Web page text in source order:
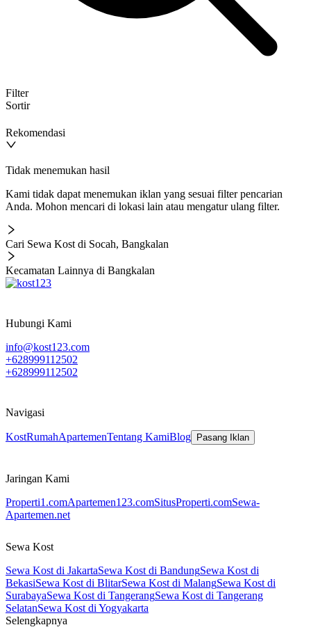
Filter
Sortir
Rekomendasi
Tidak menemukan hasil
Kami tidak dapat menemukan iklan yang sesuai filter pencarian
Anda. Mohon mencari di lokasi lain atau mengatur ulang filter.
Cari Sewa Kost di Socah, Bangkalan
Kecamatan Lainnya di Bangkalan
Hubungi Kami
info@kost123.com
+628999112502
+628999112502
Navigasi
KostRumahApartemenTentang KamiBlog Pasang Iklan
Jaringan Kami
Properti1.comApartemen123.comSitusProperti.comSewa-
Apartemen.net
Sewa Kost
Sewa Kost di JakartaSewa Kost di BandungSewa Kost di
BekasiSewa Kost di BlitarSewa Kost di MalangSewa Kost di
SurabayaSewa Kost di TangerangSewa Kost di Tangerang
SelatanSewa Kost di Yogyakarta
Selengkapnya